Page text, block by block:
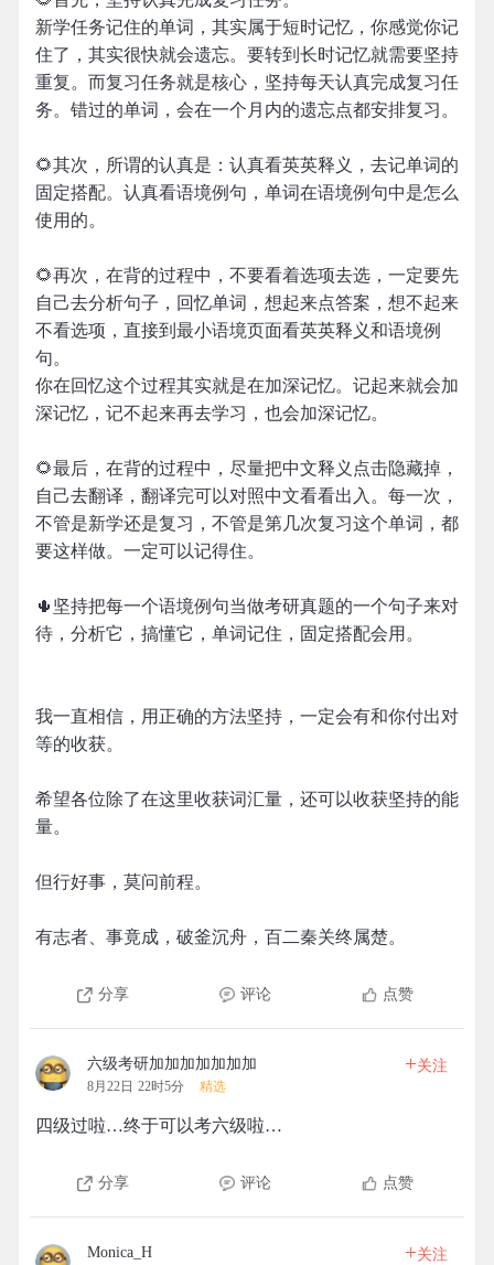
新学任务记住的单词，其实属于短时记忆，你感觉你记
住了，其实很快就会遗忘。要转到长时记忆就需要坚持
重复。而复习任务就是核心，坚持每天认真完成复习任
务。错过的单词，会在一个月内的遗忘点都安排复习。
🌻其次，所谓的认真是：认真看英英释义，去记单词的
固定搭配。认真看语境例句，单词在语境例句中是怎么
使用的。
🌻再次，在背的过程中，不要看着选项去选，一定要先
自己去分析句子，回忆单词，想起来点答案，想不起来
不看选项，直接到最小语境页面看英英释义和语境例
句。
你在回忆这个过程其实就是在加深记忆。记起来就会加
深记忆，记不起来再去学习，也会加深记忆。
🌻最后，在背的过程中，尽量把中文释义点击隐藏掉，
自己去翻译，翻译完可以对照中文看看出入。每一次，
不管是新学还是复习，不管是第几次复习这个单词，都
要这样做。一定可以记得住。
🌵坚持把每一个语境例句当做考研真题的一个句子来对
待，分析它，搞懂它，单词记住，固定搭配会用。
我一直相信，用正确的方法坚持，一定会有和你付出对
等的收获。
希望各位除了在这里收获词汇量，还可以收获坚持的能
量。
但行好事，莫问前程。
有志者、事竟成，破釜沉舟，百二秦关终属楚。
分享 评论 点赞
六级考研加加加加加加加
8月22日 22时5分 精选
+关注
四级过啦…终于可以考六级啦…
分享 评论 点赞
Monica_H +关注